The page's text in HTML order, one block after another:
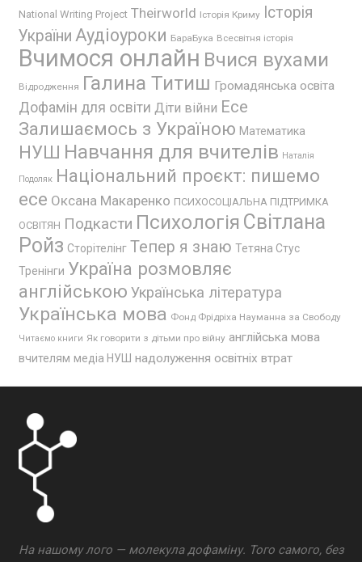
National Writing Project Theirworld Історія Криму
Історія
України Аудіоуроки БараБука Всесвітня історія
Вчимося онлайн Вчися вухами
Відродження Галина Титиш Громадянська освіта
Дофамін для освіти Діти війни Есе
Залишаємось з Україною Математика
НУШ Навчання для вчителів Наталія
Подоляк Національний проєкт: пишемо
есе Оксана Макаренко ПСИХОСОЦІАЛЬНА ПІДТРИМКА
ОСВІТЯН Подкасти Психологія Світлана
Ройз Сторітелінг Тепер я знаю Тетяна Стус
Тренінги Україна розмовляє
англійською Українська література
Українська мова Фонд Фрідріха Науманна за Свободу
Читаємо книги Як говорити з дітьми про війну англійська мова
вчителям медіа НУШ надолуження освітніх втрат
На нашому лого — молекула дофаміну. Того самого, без